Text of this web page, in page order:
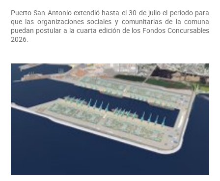
Puerto San Antonio extendió hasta el 30 de julio el periodo para
que las organizaciones sociales y comunitarias de la comuna
puedan postular a la cuarta edición de los Fondos Concursables
2026.